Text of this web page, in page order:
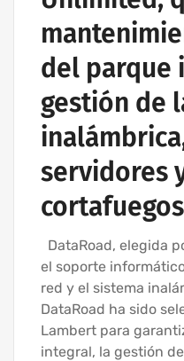
del parque
gestión de
servidores
DataRoad, elegida
el soporte
red y el sistema
DataRoad ha sido
Lambert para
integral, la gestión